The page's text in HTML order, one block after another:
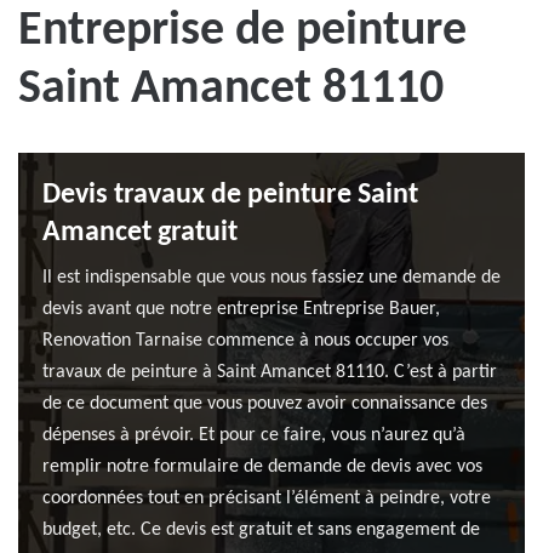
Entreprise de peinture
Saint Amancet 81110
Devis travaux de peinture Saint
Amancet gratuit
Il est indispensable que vous nous fassiez une demande de
devis avant que notre entreprise Entreprise Bauer,
Renovation Tarnaise commence à nous occuper vos
travaux de peinture à Saint Amancet 81110. C’est à partir
de ce document que vous pouvez avoir connaissance des
dépenses à prévoir. Et pour ce faire, vous n’aurez qu’à
remplir notre formulaire de demande de devis avec vos
coordonnées tout en précisant l’élément à peindre, votre
budget, etc. Ce devis est gratuit et sans engagement de